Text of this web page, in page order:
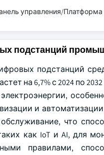
управления/Платформа
подстанций
подстанций
на 6,7% с 2024 по
и
что
как IoT и AI, для
правилами,